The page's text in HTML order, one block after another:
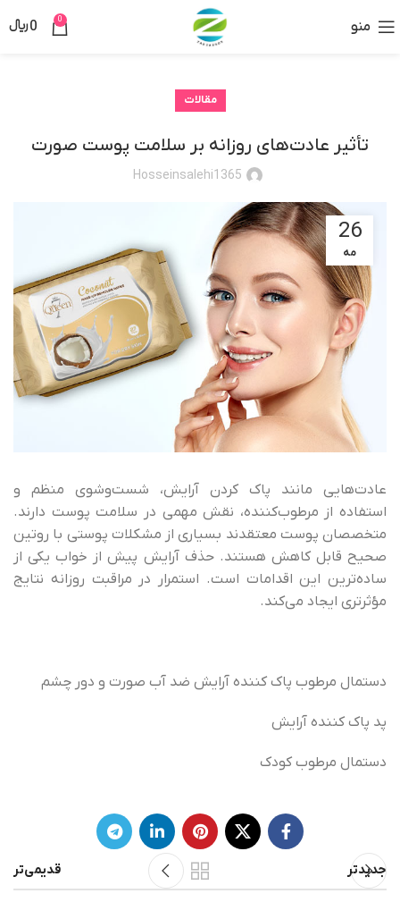
منو 0
0﷼
مقالات
تأثیر عادت‌های روزانه بر سلامت پوست صورت
Hosseinsalehi1365
26
مه
عادت‌هایی مانند پاک کردن آرایش، شست‌وشوی منظم و
استفاده از مرطوب‌کننده، نقش مهمی در سلامت پوست دارند.
متخصصان پوست معتقدند بسیاری از مشکلات پوستی با روتین
صحیح قابل کاهش هستند. حذف آرایش پیش از خواب یکی از
ساده‌ترین این اقدامات است. استمرار در مراقبت روزانه نتایج
مؤثرتری ایجاد می‌کند.
دستمال مرطوب پاک کننده آرایش ضد آب صورت و دور چشم
پد پاک کننده آرایش
دستمال مرطوب کودک
جدیدتر قدیمی‌تر